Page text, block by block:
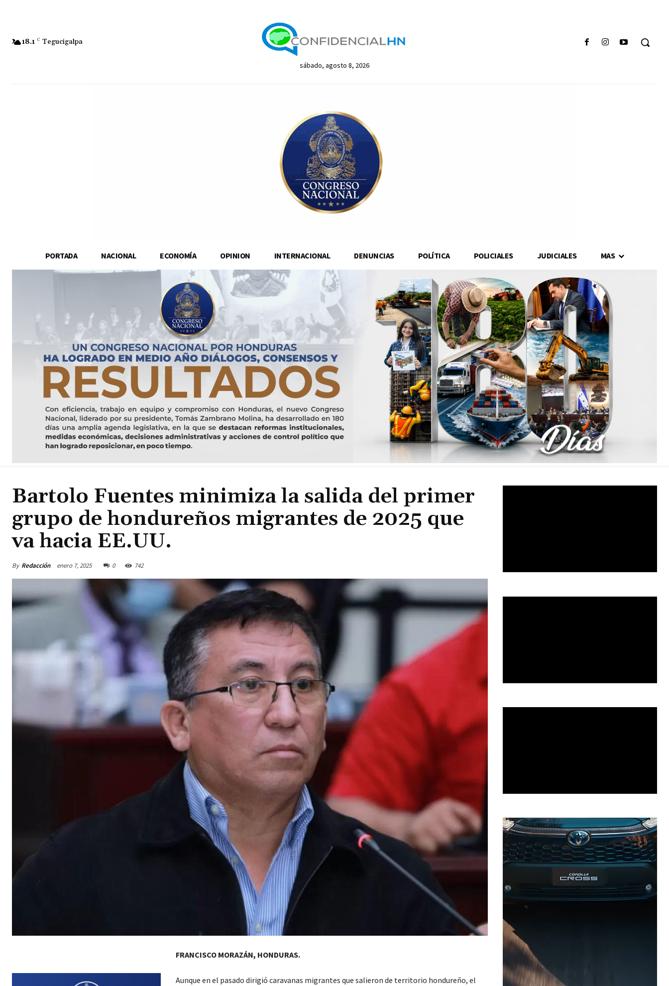
18.1 C Tegucigalpa
sábado, agosto 8, 2026
PORTADA NACIONAL ECONOMÍA OPINION INTERNACIONAL DENUNCIAS POLÍTICA POLICIALES JUDICIALES MAS
Bartolo Fuentes minimiza la salida del primer
grupo de hondureños migrantes de 2025 que
va hacia EE.UU.
By Redacción enero 7, 2025 0 742
FRANCISCO MORAZÁN, HONDURAS.
Aunque en el pasado dirigió caravanas migrantes que salieron de territorio hondureño, el